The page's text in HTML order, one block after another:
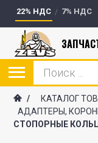
22% НДС 7% НДС
/ КАТАЛОГ
АДАПТЕРЫ,
СТОПОРНЫЕ